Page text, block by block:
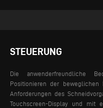
STEUERUNG
Die anwenderfreundliche
Positionieren der
Anforderungen des
Touchscreen-Display und mit